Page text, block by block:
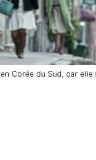
Corée du Sud, car